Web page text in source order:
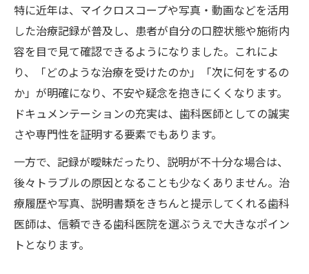
ョン力
患者本位の歯科治療を実現する記録管理の工夫
歯科医師の記録管理が患者信頼につながる
理由
歯科医師が重視する治療説明と記録の連携
患者に分かりやすい歯科医師の記録の工夫
歯科医師が取り組む診療情報の透明化とは
歯科医師の丁寧な記録が治療満足度を高め
る
歯科医師と医師の違いを明確にするポイント
歯科医師と医師の役割と専門性の違いとは
特に近年は、マイクロスコープや写真・動画などを活用
した治療記録が普及し、患者が自分の口腔状態や施術内
容を目で見て確認できるようになりました。これによ
り、「どのような治療を受けたのか」「次に何をするの
か」が明確になり、不安や疑念を抱きにくくなります。
ドキュメンテーションの充実は、歯科医師としての誠実
さや専門性を証明する要素でもあります。
一方で、記録が曖昧だったり、説明が不十分な場合は、
後々トラブルの原因となることも少なくありません。治
療履歴や写真、説明書類をきちんと提示してくれる歯科
医師は、信頼できる歯科医院を選ぶうえで大きなポイン
トとなります。